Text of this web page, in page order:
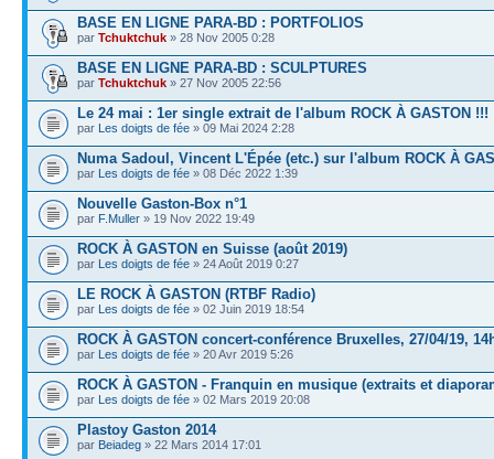
BASE EN LIGNE PARA-BD : PORTFOLIOS
par Tchuktchuk » 28 Nov 2005 0:28
BASE EN LIGNE PARA-BD : SCULPTURES
par Tchuktchuk » 27 Nov 2005 22:56
Le 24 mai : 1er single extrait de l'album ROCK À GASTON !!!
par Les doigts de fée » 09 Mai 2024 2:28
Numa Sadoul, Vincent L'Épée (etc.) sur l'album ROCK À
par Les doigts de fée » 08 Déc 2022 1:39
Nouvelle Gaston-Box n°1
par F.Muller » 19 Nov 2022 19:49
ROCK À GASTON en Suisse (août 2019)
par Les doigts de fée » 24 Août 2019 0:27
LE ROCK À GASTON (RTBF Radio)
par Les doigts de fée » 02 Juin 2019 18:54
ROCK À GASTON concert-conférence Bruxelles, 27/04/19,
par Les doigts de fée » 20 Avr 2019 5:26
ROCK À GASTON - Franquin en musique (extraits et
par Les doigts de fée » 02 Mars 2019 20:08
Plastoy Gaston 2014
par Beiadeg » 22 Mars 2014 17:01